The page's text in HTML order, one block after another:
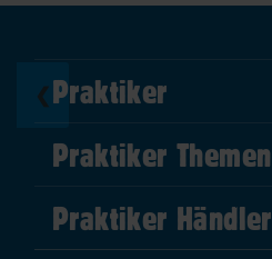
❮ Praktiker
Über Uns
Impressum
AGB
Praktiker Themen
DIY Helden
Marktplatz
Praktiker Händler